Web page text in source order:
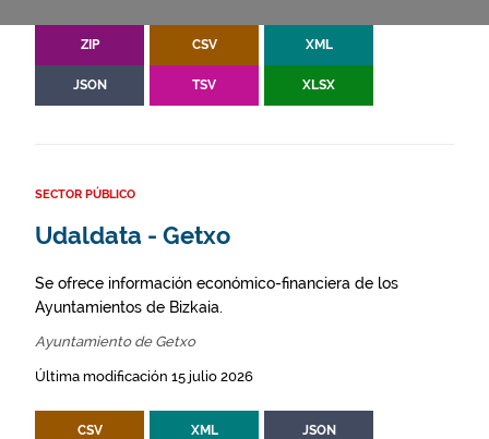
ZIP CSV XML
JSON TSV XLSX
SECTOR PÚBLICO
Udaldata - Getxo
Se ofrece información económico-financiera de los
Ayuntamientos de Bizkaia.
Ayuntamiento de Getxo
Última modificación 15 julio 2026
CSV XML JSON